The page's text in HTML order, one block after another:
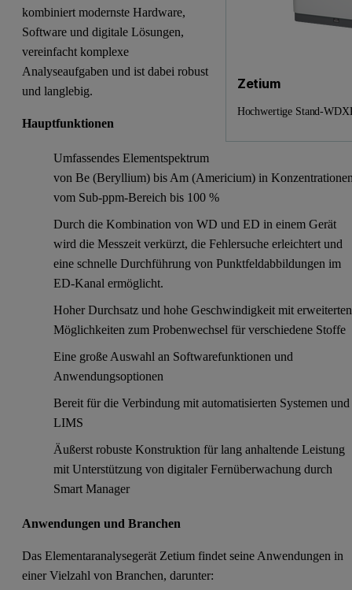
Zetium
Hochwertige Stand-
kombiniert modernste Hardware,
Software und digitale Lösungen,
vereinfacht komplexe
Analyseaufgaben und ist dabei robust
und langlebig.
Hauptfunktionen
Umfassendes Elementspektrum
von Be (Beryllium) bis Am (Americium) in
vom Sub-ppm-Bereich bis 100 %
Durch die Kombination von WD und ED in einem Gerät
wird die Messzeit verkürzt, die Fehlersuche erleichtert und
eine schnelle Durchführung von Punktfeldabbildungen im
ED-Kanal ermöglicht.
Hoher Durchsatz und hohe Geschwindigkeit mit erweiterten
Möglichkeiten zum Probenwechsel für verschiedene Stoffe
Eine große Auswahl an Softwarefunktionen und
Anwendungsoptionen
Bereit für die Verbindung mit automatisierten Systemen und
LIMS
Äußerst robuste Konstruktion für lang anhaltende Leistung
mit Unterstützung von digitaler Fernüberwachung durch
Smart Manager
Anwendungen und Branchen
Das Elementaranalysegerät Zetium findet seine Anwendungen in
einer Vielzahl von Branchen, darunter: